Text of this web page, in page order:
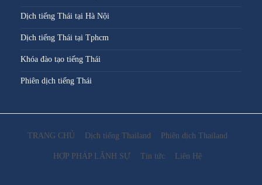
Dịch tiếng Thái tại Hà Nội
Dịch tiếng Thái tại Tphcm
Khóa đào tạo tiếng Thái
Phiên dịch tiếng Thái
TRANG CHỦ Dịch tiếng Thailand Phiên dịch Thailand
HỢP PHÁP LÃNH SỰ Tin tức Liên Hệ